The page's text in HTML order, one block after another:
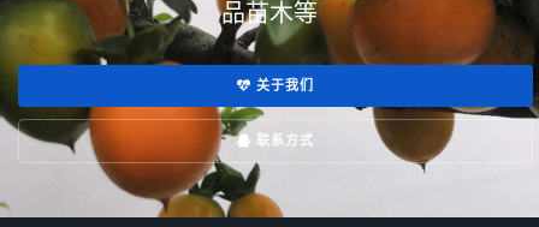
品苗木等
关于我们
联系方式